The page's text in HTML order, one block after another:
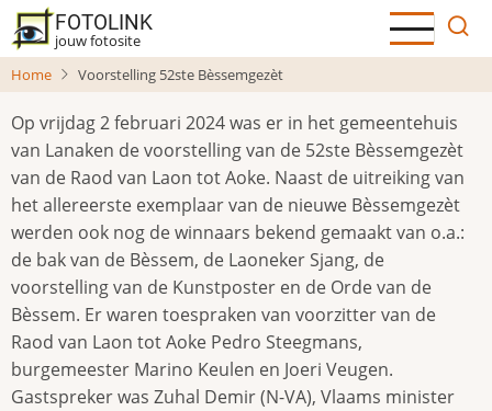
Overslaan
en
naar
inhoud
gaan
FOTOLINK
jouw fotosite
Home
Voorstelling 52ste Bèssemgezèt
Op vrijdag 2 februari 2024 was er in het gemeentehuis
van Lanaken de voorstelling van de 52ste Bèssemgezèt
van de Raod van Laon tot Aoke. Naast de uitreiking van
het allereerste exemplaar van de nieuwe Bèssemgezèt
werden ook nog de winnaars bekend gemaakt van o.a.:
de bak van de Bèssem, de Laoneker Sjang, de
voorstelling van de Kunstposter en de Orde van de
Bèssem. Er waren toespraken van voorzitter van de
Raod van Laon tot Aoke Pedro Steegmans,
burgemeester Marino Keulen en Joeri Veugen.
Gastspreker was Zuhal Demir (N-VA), Vlaams minister